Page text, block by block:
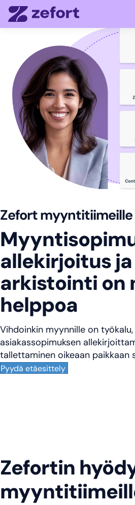
Zefort myyntitiimeille
allekirjoi­tus ja
arkistointi on
helppoa
Vihdoinkin myynnille on työkalu,
asiakassopimuksen
tallettaminen oikeaan paikkaan
Pyydä etäesittely
Zefortin